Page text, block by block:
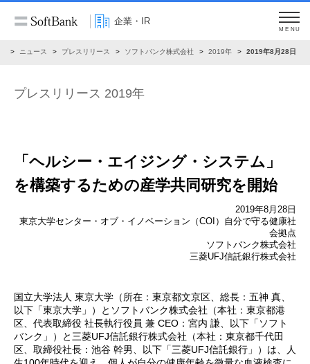
企業・IR
MENU
ニュース プレスリリース ソフトバンク株式会社 2019年 2019年8月28日
プレスリリース 2019年
「ヘルシー・エイジング・システム」
を構築するための産学共同研究を開始
2019年8月28日
東京大学センター・オブ・イノベーション（COI）自分で守る健康社
会拠点
ソフトバンク株式会社
三菱UFJ信託銀行株式会社
国立大学法人 東京大学（所在：東京都文京区、総長：五神 真、
以下「東京大学」）とソフトバンク株式会社（本社：東京都港
区、代表取締役 社長執行役員 兼 CEO：宮内 謙、以下「ソフト
バンク」）と三菱UFJ信託銀行株式会社（本社：東京都千代田
区、取締役社長：池谷 幹男、以下「三菱UFJ信託銀行」）は、人